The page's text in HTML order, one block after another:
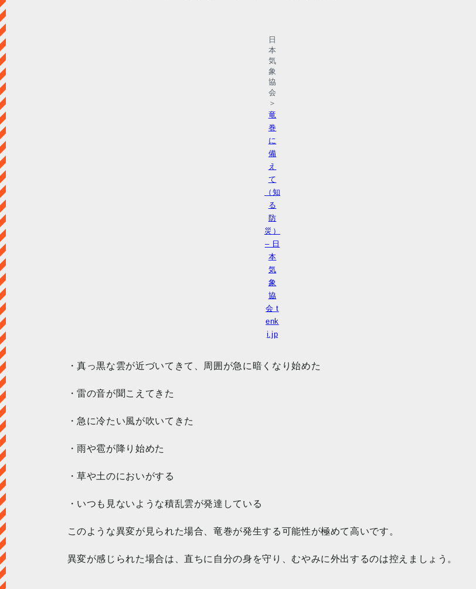
日
本
気
象
協
会
＞
竜
巻
に
備
え
て
（知
る
防
災）
– 日
本
気
象
協
会 t
enk
i.jp
・真っ黒な雲が近づいてきて、周囲が急に暗くなり始めた
・雷の音が聞こえてきた
・急に冷たい風が吹いてきた
・雨や雹が降り始めた
・草や土のにおいがする
・いつも見ないような積乱雲が発達している
このような異変が見られた場合、竜巻が発生する可能性が極めて高いです。
異変が感じられた場合は、直ちに自分の身を守り、むやみに外出するのは控えましょう。